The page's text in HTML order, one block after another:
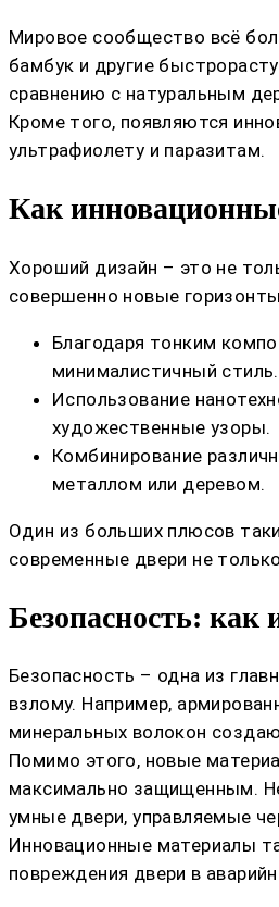
Мировое сообщество всё
бамбук и другие
сравнению с натуральным
Кроме того, появляются
ультрафиолету и паразитам.
Как
Хороший дизайн – это не
совершенно новые
Благодаря тонким
минималистичный стиль.
Использование
художественные узоры.
Комбинирование
металлом или деревом.
Один из больших плюсов
современные двери не
Безопасность:
Безопасность – одна из
взлому. Например,
минеральных волокон
Помимо этого, новые
максимально защищенным.
умные двери, управляемые
Инновационные материалы
повреждения двери в